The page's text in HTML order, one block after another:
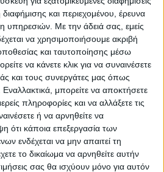
και περιεχομένου, έρευνα
υπηρεσιών. Με την άδειά σας, εμείς
να χρησιμοποιήσουμε ακριβή
και ταυτοποίησης μέσω
να κάνετε κλικ για να συναινέσετε
και τους συνεργάτες μας όπως
μπορείτε να αποκτήσετε
πληροφορίες και να αλλάξετε τις
ή να αρνηθείτε να
ότι κάποια επεξεργασία των
ενδέχεται να μην απαιτεί τη
το δικαίωμα να αρνηθείτε αυτήν
σας θα ισχύουν μόνο για αυτόν
της απαλλαγής των υβριδικών
ταξινόμησης εξαρτιόταν
του άνθρακα (CO₂) του
του άρθρου 9 του
αυτή καταργείται. Πιο
οι εξής μεταβολές:
με ρύπους ≤ 50 g/km:
75%. Πλέον, η απαλλαγή
που πρακτικά διπλασιάζει το